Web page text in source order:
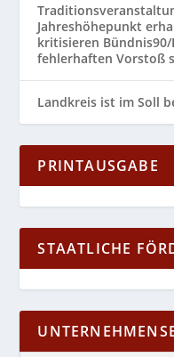
Jahreshöhepunkt
kritisieren
fehlerhaften Vorstoß
Landkreis ist im Soll
PRINTAUSGABE
STAATLICHE